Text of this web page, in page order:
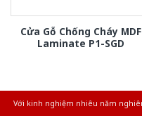
Cửa Gỗ Chống Cháy MDF
Laminate P1-SGD
Với kinh nghiệm nhiêu năm